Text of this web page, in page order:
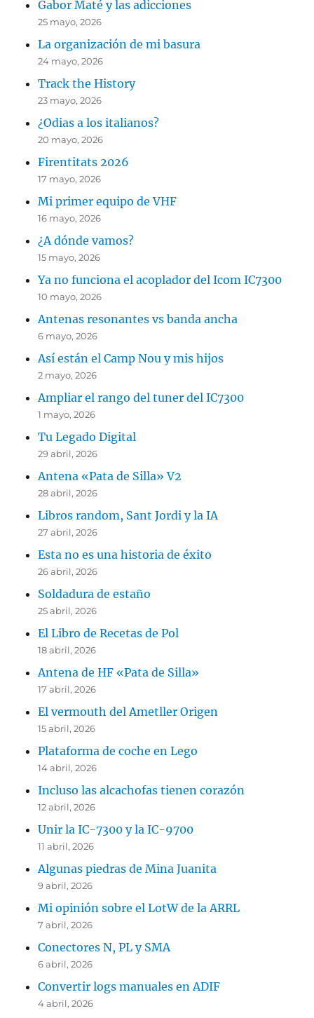
Gabor Maté y las adicciones
25 mayo, 2026
La organización de mi basura
24 mayo, 2026
Track the History
23 mayo, 2026
¿Odias a los italianos?
20 mayo, 2026
Firentitats 2026
17 mayo, 2026
Mi primer equipo de VHF
16 mayo, 2026
¿A dónde vamos?
15 mayo, 2026
Ya no funciona el acoplador del Icom IC7300
10 mayo, 2026
Antenas resonantes vs banda ancha
6 mayo, 2026
Así están el Camp Nou y mis hijos
2 mayo, 2026
Ampliar el rango del tuner del IC7300
1 mayo, 2026
Tu Legado Digital
29 abril, 2026
Antena «Pata de Silla» V2
28 abril, 2026
Libros random, Sant Jordi y la IA
27 abril, 2026
Esta no es una historia de éxito
26 abril, 2026
Soldadura de estaño
25 abril, 2026
El Libro de Recetas de Pol
18 abril, 2026
Antena de HF «Pata de Silla»
17 abril, 2026
El vermouth del Ametller Origen
15 abril, 2026
Plataforma de coche en Lego
14 abril, 2026
Incluso las alcachofas tienen corazón
12 abril, 2026
Unir la IC-7300 y la IC-9700
11 abril, 2026
Algunas piedras de Mina Juanita
9 abril, 2026
Mi opinión sobre el LotW de la ARRL
7 abril, 2026
Conectores N, PL y SMA
6 abril, 2026
Convertir logs manuales en ADIF
4 abril, 2026